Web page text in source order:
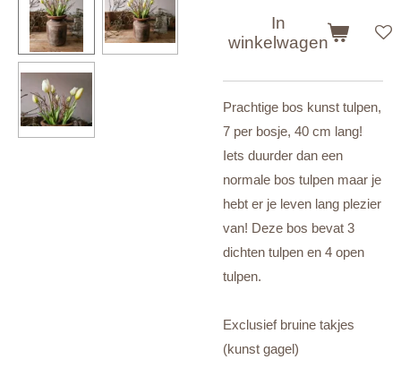
In
winkelwagen
Prachtige bos kunst tulpen,
7 per bosje, 40 cm lang!
Iets duurder dan een
normale bos tulpen maar je
hebt er je leven lang plezier
van! Deze bos bevat 3
dichten tulpen en 4 open
tulpen.
Exclusief bruine takjes
(kunst gagel)